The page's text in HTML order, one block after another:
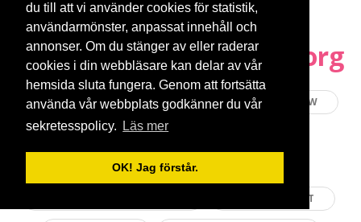
du till att vi använder cookies för statistik,
användarmönster, anpassat innehåll och
annonser. Om du stänger av eller raderar
cookies i din webbläsare kan delar av vår
hemsida sluta fungera. Genom att fortsätta
använda vår webbplats godkänner du vår
sekretesspolicy.
Läs mer
OK! Jag förstår.
Populära nöjen i Göteborg
KONSERTER NÖJESPAKET KROGSHOW
MUSIKALER
MAT MED ROLIGT NÖJE
LISEBERGSPAKET